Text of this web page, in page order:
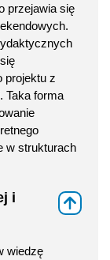
przejawia się
projektu z
Taka forma
w strukturach
i
wiedzę